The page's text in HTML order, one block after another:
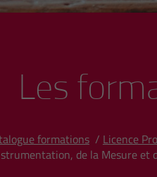
Les
formations/ Licence
de la Mesure et